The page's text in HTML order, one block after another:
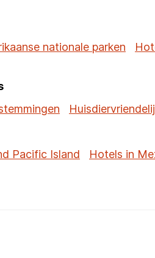
nationale parken
Pacific Island Hotels in